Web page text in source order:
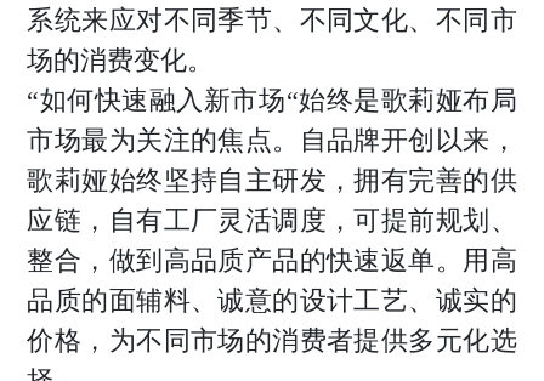
系统来应对不同季节、不同文化、不同市
场的消费变化。
“如何快速融入新市场“始终是歌莉娅布局
市场最为关注的焦点。自品牌开创以来，
歌莉娅始终坚持自主研发，拥有完善的供
应链，自有工厂灵活调度，可提前规划、
整合，做到高品质产品的快速返单。用高
品质的面辅料、诚意的设计工艺、诚实的
价格，为不同市场的消费者提供多元化选